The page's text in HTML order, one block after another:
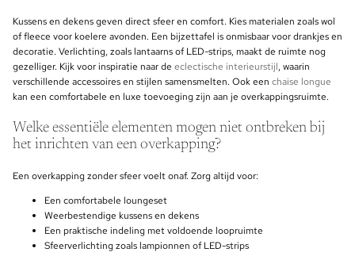
Kussens en dekens geven direct sfeer en comfort. Kies materialen zoals wol
of fleece voor koelere avonden. Een bijzettafel is onmisbaar voor drankjes en
decoratie. Verlichting, zoals lantaarns of LED-strips, maakt de ruimte nog
gezelliger. Kijk voor inspiratie naar de eclectische interieurstijl, waarin
verschillende accessoires en stijlen samensmelten. Ook een chaise longue
kan een comfortabele en luxe toevoeging zijn aan je overkappingsruimte.
Welke essentiële elementen mogen niet ontbreken bij
het inrichten van een overkapping?
Een overkapping zonder sfeer voelt onaf. Zorg altijd voor:
Een comfortabele loungeset
Weerbestendige kussens en dekens
Een praktische indeling met voldoende loopruimte
Sfeerverlichting zoals lampionnen of LED-strips